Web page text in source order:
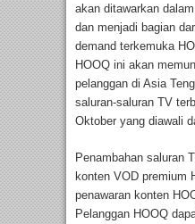
akan ditawarkan
dan menjadi bagian
demand terkemuka
HOOQ ini akan
pelanggan di Asia
saluran-saluran TV
Oktober yang diawali
Penambahan saluran
konten VOD premium
penawaran konten
Pelanggan HOOQ